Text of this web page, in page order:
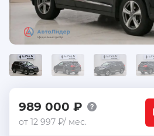
989 000 ₽
от 12 997 ₽/ мес.